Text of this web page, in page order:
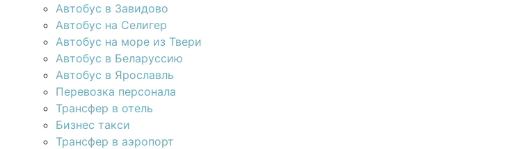
Автобус в Завидово
Автобус на Селигер
Автобус на море из Твери
Автобус в Беларуссию
Автобус в Ярославль
Перевозка персонала
Трансфер в отель
Бизнес такси
Трансфер в аэропорт